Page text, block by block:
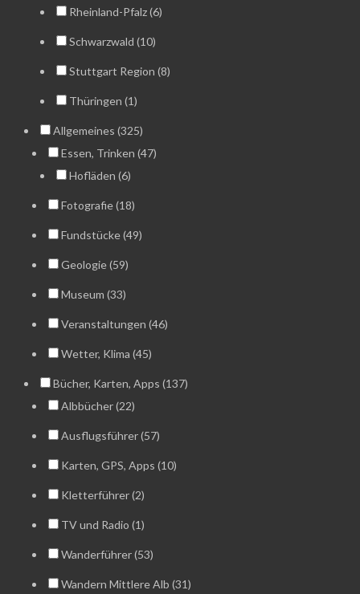
Rheinland-Pfalz (6)
Schwarzwald (10)
Stuttgart Region (8)
Thüringen (1)
Allgemeines (325)
Essen, Trinken (47)
Hofläden (6)
Fotografie (18)
Fundstücke (49)
Geologie (59)
Museum (33)
Veranstaltungen (46)
Wetter, Klima (45)
Bücher, Karten, Apps (137)
Albbücher (22)
Ausflugsführer (57)
Karten, GPS, Apps (10)
Kletterführer (2)
TV und Radio (1)
Wanderführer (53)
Wandern Mittlere Alb (31)